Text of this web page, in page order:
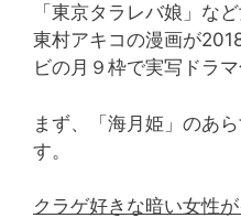
「東京タラレバ娘」な
東村アキコの漫画が
ビの月９枠で実写ドラマ
まず、「海月姫」のあ
す。
クラゲ好きな暗い女性